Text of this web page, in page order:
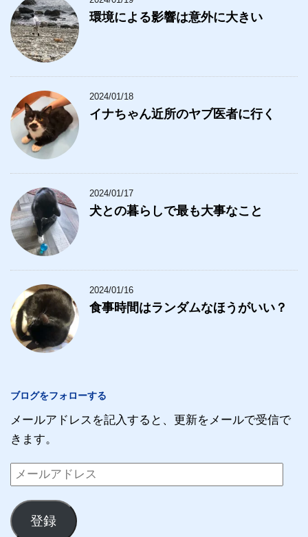
環境による影響は意外に大きい
2024/01/18
イナちゃん近所のヤブ医者に行く
2024/01/17
犬との暮らしで最も大事なこと
2024/01/16
食事時間はランダムなほうがいい？
ブログをフォローする
メールアドレスを記入すると、更新をメールで受信で
きます。
メ
ル
ア
登録